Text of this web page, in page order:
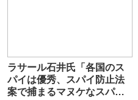
ラサール石井氏「各国のス
パイは優秀、スパイ防止法
案で捕まるマヌケなスパイ